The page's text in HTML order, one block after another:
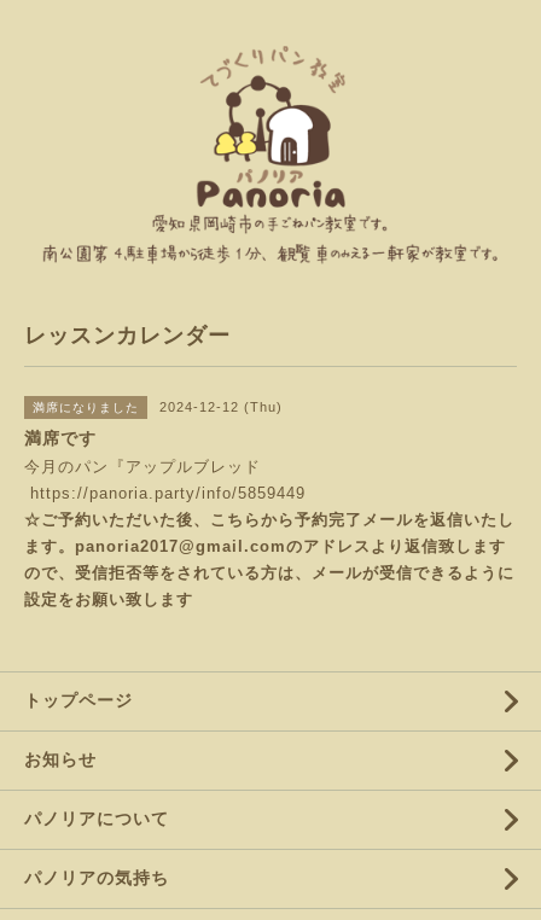
レッスンカレンダー
満席になりました 2024-12-12 (Thu)
満席です
今月のパン『アップルブレッド
https://panoria.party/info/5859449
☆ご予約いただいた後、こちらから予約完了メールを返信いたし
ます。panoria2017@gmail.comのアドレスより返信致します
ので、受信拒否等をされている方は、メールが受信できるように
設定をお願い致します
トップページ
お知らせ
パノリアについて
パノリアの気持ち